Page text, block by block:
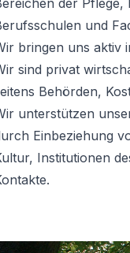
und
bringen uns aktiv
sind privat
Behörden,
unterstützen
Einbeziehung
Institutionen